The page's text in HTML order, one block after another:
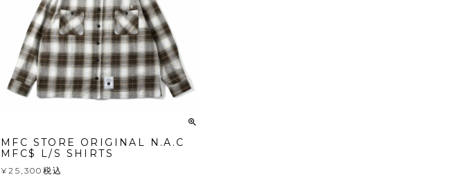
MFC STORE ORIGINAL N.A.C
MFC$ L/S SHIRTS
¥25,300 税込